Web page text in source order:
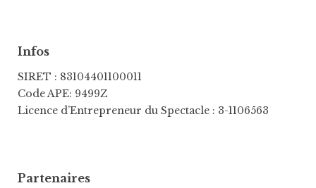
Infos
SIRET : 83104401100011
Code APE: 9499Z
Licence d’Entrepreneur du Spectacle : 3-1106563
Partenaires